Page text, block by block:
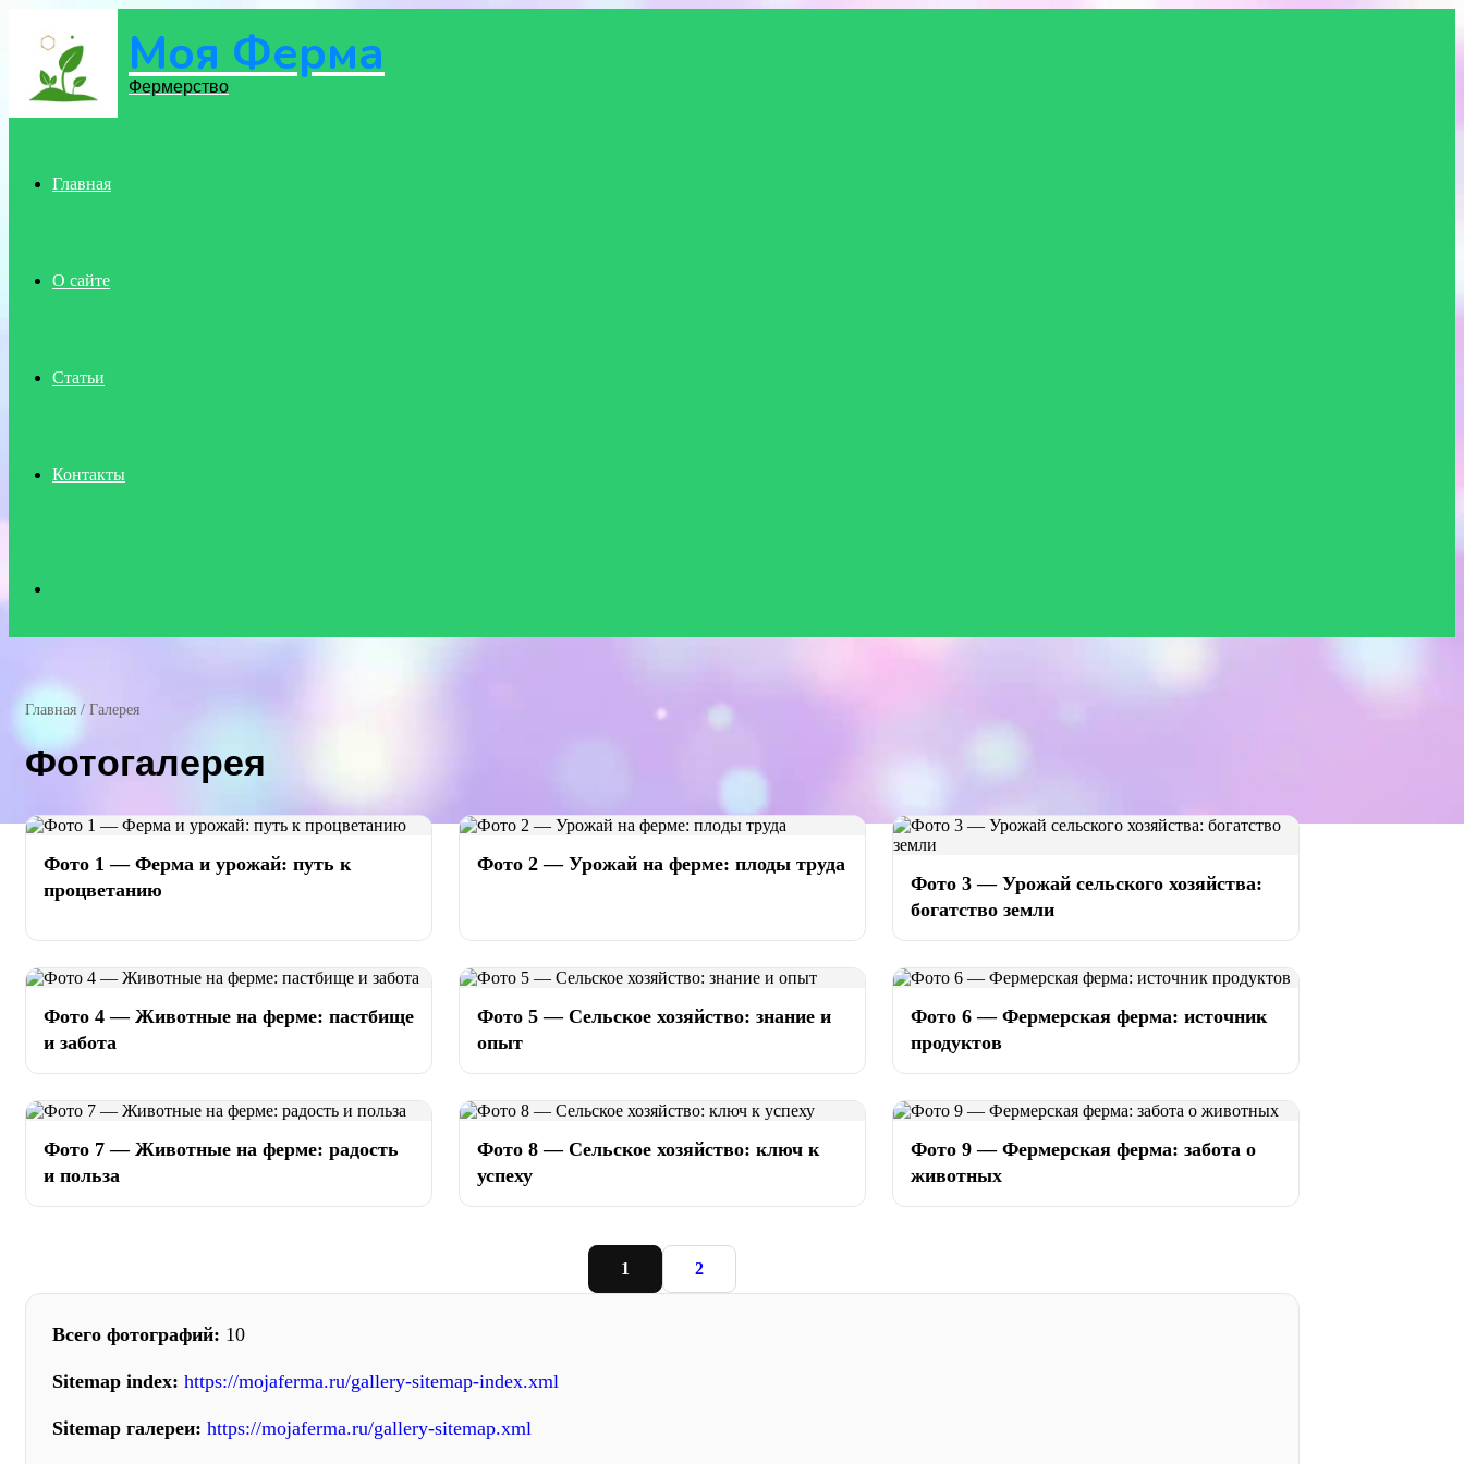
Menu Моя Ферма
Фермерство
Главная
О сайте
Статьи
Контакты
Главная / Галерея
Фотогалерея
Фото 1 — Ферма и урожай: путь к
процветанию
Фото 2 — Урожай на ферме: плоды труда
Фото 3 — Урожай сельского хозяйства:
богатство земли
Фото 4 — Животные на ферме: пастбище
и забота
Фото 5 — Сельское хозяйство: знание и
опыт
Фото 6 — Фермерская ферма: источник
продуктов
Фото 7 — Животные на ферме: радость
и польза
Фото 8 — Сельское хозяйство: ключ к
успеху
Фото 9 — Фермерская ферма: забота о
животных
1 2
Всего фотографий: 10
Sitemap index: https://mojaferma.ru/gallery-sitemap-index.xml
Sitemap галереи: https://mojaferma.ru/gallery-sitemap.xml